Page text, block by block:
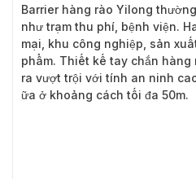
Barrier hàng rào Yilong
như trạm thu phí, bệnh viện.
mại, khu công nghiệp, sản
phẩm. Thiết kế tay chắn
ra vượt trội với tính an ninh
ữa ở khoảng cách tối đa 50m.